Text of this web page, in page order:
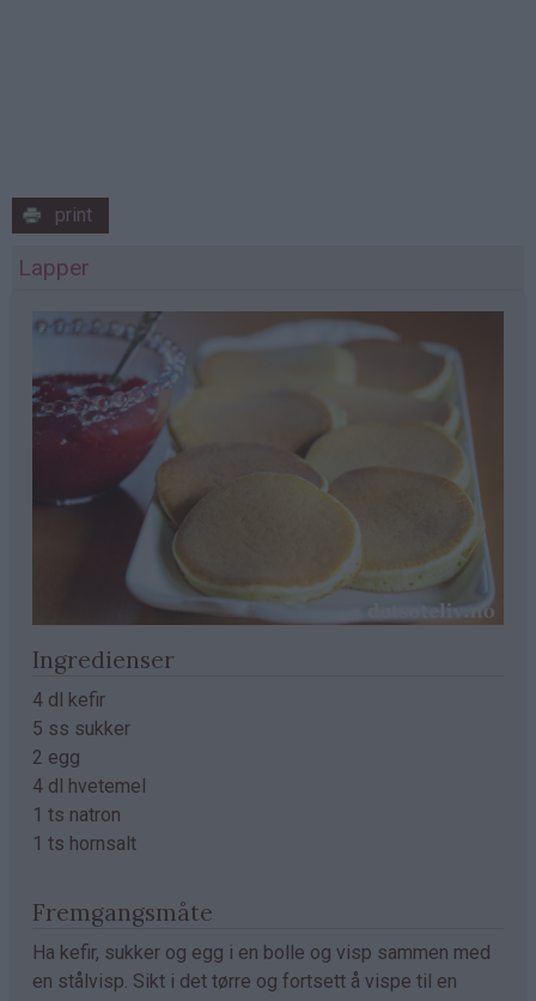
print
Lapper
Ingredienser
4 dl kefir
5 ss sukker
2 egg
4 dl hvetemel
1 ts natron
1 ts hornsalt
Fremgangsmåte
Ha kefir, sukker og egg i en bolle og visp sammen med
en stålvisp. Sikt i det tørre og fortsett å vispe til en